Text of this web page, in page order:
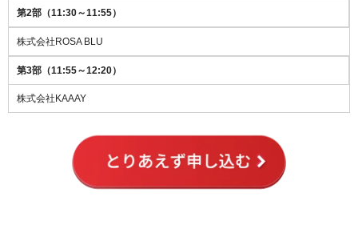
第2部（11:30～11:55）
株式会社ROSA BLU
第3部（11:55～12:20）
株式会社KAAAY